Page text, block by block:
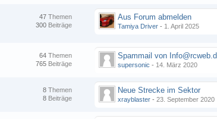
Themen
47
Beiträge
300
Aus Forum abmelden
Tamiya Driver - 1. April 2025
Themen
64
Beiträge
765 supersonic - 14. März 2020
Themen
8
Beiträge
8
Neue Strecke im Sektor
xrayblaster - 23. September 2020